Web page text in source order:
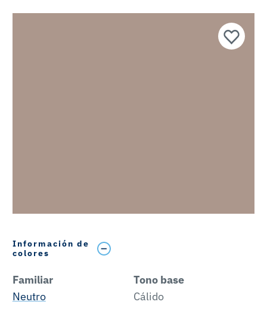
Información de
colores
Familiar
Neutro
Tono base
Cálido